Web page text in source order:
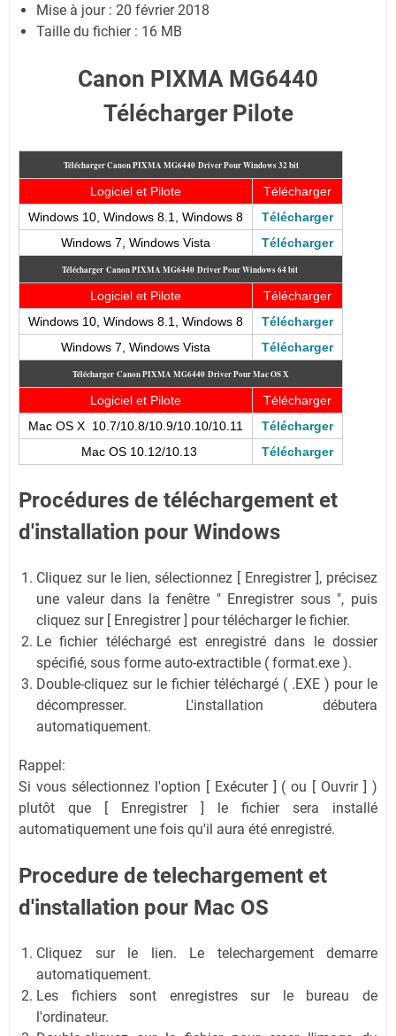
Mise à jour : 20 février 2018
Taille du fichier : 16 MB
Canon PIXMA MG6440
Télécharger Pilote
Télécharger Canon PIXMA MG6440 Driver Pour Windows 32 bit
Logiciel et Pilote
Télécharger
Windows 10, Windows 8.1, Windows 8
Télécharger
Windows 7, Windows Vista
Télécharger
Télécharger Canon PIXMA MG6440 Driver Pour Windows 64 bit
Logiciel et Pilote
Télécharger
Windows 10, Windows 8.1, Windows 8
Télécharger
Windows 7, Windows Vista
Télécharger
Télécharger Canon PIXMA MG6440 Driver Pour Mac OS X
Logiciel et Pilote
Télécharger
Mac OS X 10.7/10.8/10.9/10.10/10.11
Télécharger
Mac OS 10.12/10.13
Télécharger
Procédures de téléchargement et
d'installation pour Windows
Cliquez sur le lien, sélectionnez [ Enregistrer ], précisez
une valeur dans la fenêtre " Enregistrer sous ", puis
cliquez sur [ Enregistrer ] pour télécharger le fichier.
Le fichier téléchargé est enregistré dans le dossier
spécifié, sous forme auto-extractible ( format.exe ).
Double-cliquez sur le fichier téléchargé ( .EXE ) pour le
décompresser. L'installation débutera
automatiquement.
Rappel:
Si vous sélectionnez l'option [ Exécuter ] ( ou [ Ouvrir ] )
plutôt que [ Enregistrer ] le fichier sera installé
automatiquement une fois qu'il aura été enregistré.
Procedure de telechargement et
d'installation pour Mac OS
Cliquez sur le lien. Le telechargement demarre
automatiquement.
Les fichiers sont enregistres sur le bureau de
l'ordinateur.